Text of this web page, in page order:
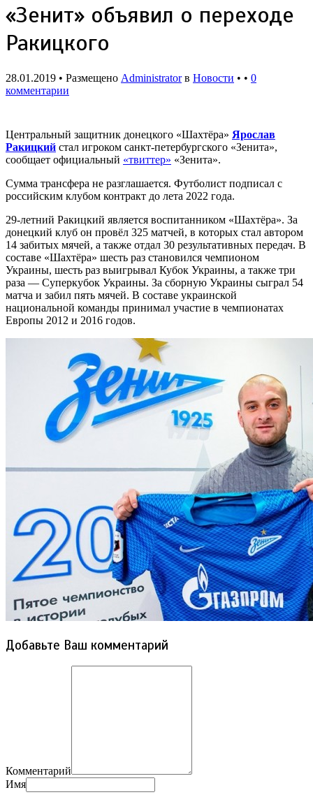
«Зенит» объявил о переходе
Ракицкого
28.01.2019 • Размещено Administratorв Новости • • 0
комментарии
Центральный защитник донецкого «Шахтёра» Ярослав
Ракицкий стал игроком санкт-петербургского «Зенита»,
сообщает официальный «твиттер» «Зенита».
Сумма трансфера не разглашается. Футболист подписал с
российским клубом контракт до лета 2022 года.
29-летний Ракицкий является воспитанником «Шахтёра». За
донецкий клуб он провёл 325 матчей, в которых стал автором
14 забитых мячей, а также отдал 30 результативных передач. В
составе «Шахтёра» шесть раз становился чемпионом
Украины, шесть раз выигрывал Кубок Украины, а также три
раза — Суперкубок Украины. За сборную Украины сыграл 54
матча и забил пять мячей. В составе украинской
национальной команды принимал участие в чемпионатах
Европы 2012 и 2016 годов.
Добавьте Ваш комментарий
Комментарий
Имя